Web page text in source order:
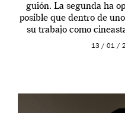
guión. La segunda ha
posible que dentro de
su trabajo como
13 / 01 /